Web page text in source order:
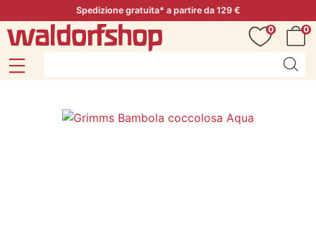
Spedizione gratuita* a partire da 129 €
0
0